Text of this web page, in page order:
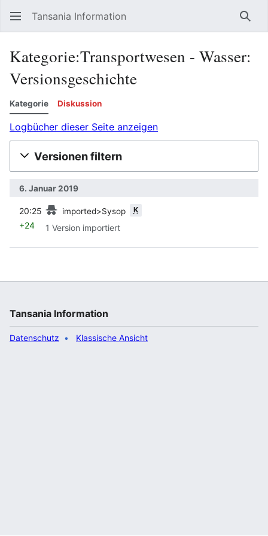
Tansania Information
Kategorie:Transportwesen - Wasser:
Versionsgeschichte
Kategorie Diskussion
Logbücher dieser Seite anzeigen
Versionen filtern
6. Januar 2019
20:25 imported>Sysop K
+24 1 Version importiert
Tansania Information
Datenschutz Klassische Ansicht